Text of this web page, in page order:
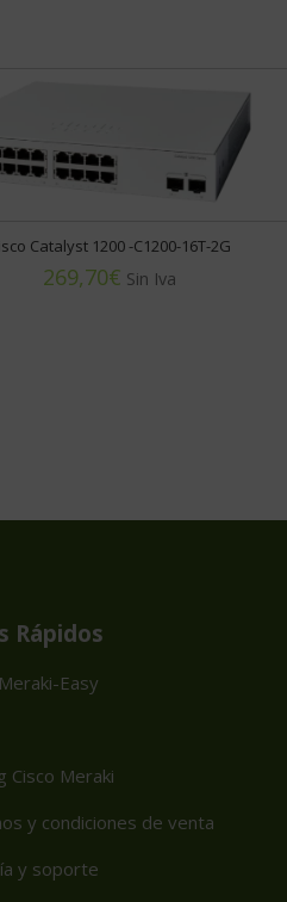
Catalyst 1200 -C1200-16T-2G
€
Rápidos
Easy
Cisco Meraki
y condiciones de venta
y soporte